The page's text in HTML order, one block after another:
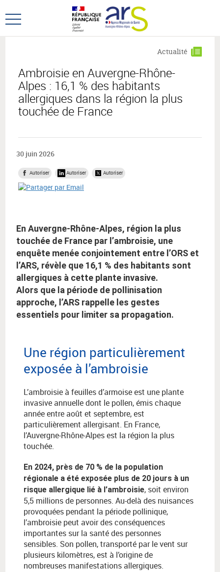
au
menu
au
contenu
Ouvrir
Ambroisie en Auvergne-Rhône-
Alpes : 16,1 % des habitants
allergiques dans la région la plus
touchée de France
Actualité
30 juin 2026
Autoriser Autoriser Autoriser
En Auvergne-Rhône-Alpes, région la plus
touchée de France par l’ambroisie, une
enquête menée conjointement entre l’ORS et
l’ARS, révèle que 16,1 % des habitants sont
allergiques à cette plante invasive.
Alors que la période de pollinisation
approche, l’ARS rappelle les gestes
essentiels pour limiter sa propagation.
Une région particulièrement
exposée à l’ambroisie
L’ambroisie à feuilles d’armoise est une plante
invasive annuelle dont le pollen, émis chaque
année entre août et septembre, est
particulièrement allergisant. En France,
l’Auvergne-Rhône-Alpes est la région la plus
touchée.
En 2024, près de 70 % de la population
régionale a été exposée plus de 20 jours à un
risque allergique lié à l’ambroisie, soit environ
5,5 millions de personnes. Au-delà des nuisances
provoquées pendant la période pollinique,
l’ambroisie peut avoir des conséquences
importantes sur la santé des personnes
sensibles. Son pollen, transporté par le vent sur
plusieurs kilomètres, est à l’origine de
nombreuses manifestations allergiques.